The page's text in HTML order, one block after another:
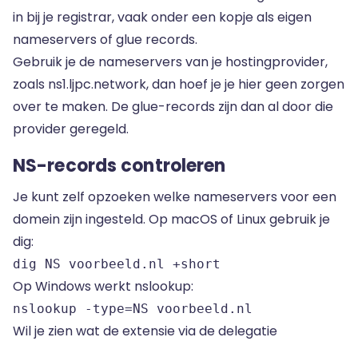
in bij je registrar, vaak onder een kopje als eigen
nameservers of glue records.
Gebruik je de nameservers van je hostingprovider,
zoals ns1.ljpc.network, dan hoef je je hier geen zorgen
over te maken. De glue-records zijn dan al door die
provider geregeld.
NS-records controleren
Je kunt zelf opzoeken welke nameservers voor een
domein zijn ingesteld. Op macOS of Linux gebruik je
dig:
dig NS voorbeeld.nl +short
Op Windows werkt nslookup:
nslookup -type=NS voorbeeld.nl
Wil je zien wat de extensie via de delegatie